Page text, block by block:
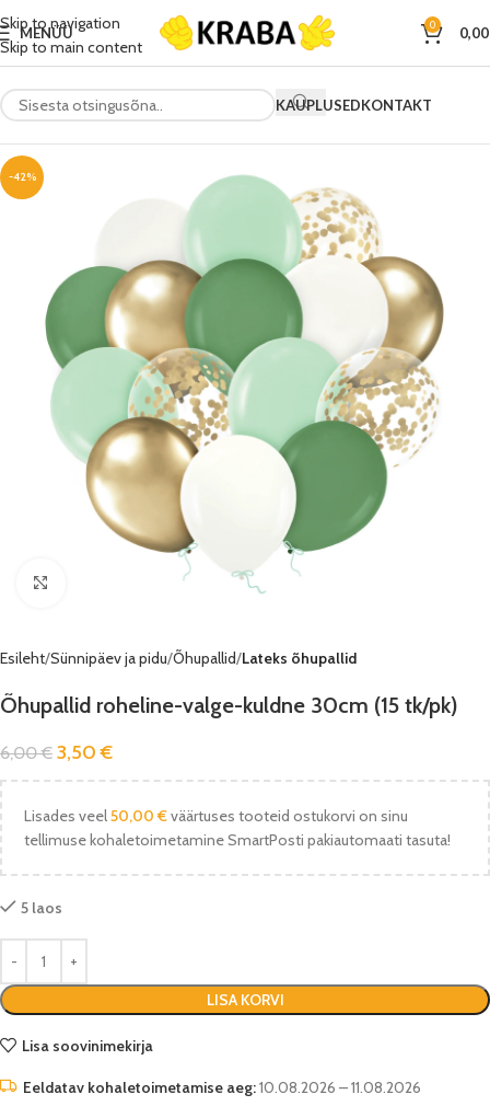
Skip to navigation
Skip to main content
MENÜÜ 0
KAUPLUSEDKONTAKT
-42%
Esileht Sünnipäev ja pidu Õhupallid Lateks õhupallid
Õhupallid roheline-valge-kuldne 30cm (15 tk/pk)
6,00€ 3,50€
Lisades veel50,00 €väärtuses tooteid ostukorvi on sinu
tellimuse kohaletoimetamine SmartPosti pakiautomaati tasuta!
5 laos
LISA KORVI
Lisa soovinimekirja
Eeldatav kohaletoimetamise aeg:10.08.2026 – 11.08.2026